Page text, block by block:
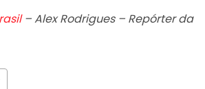
– Alex Rodrigues – Repórter da